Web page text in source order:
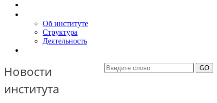
Об институте
Структура
Деятельность
Новости
института